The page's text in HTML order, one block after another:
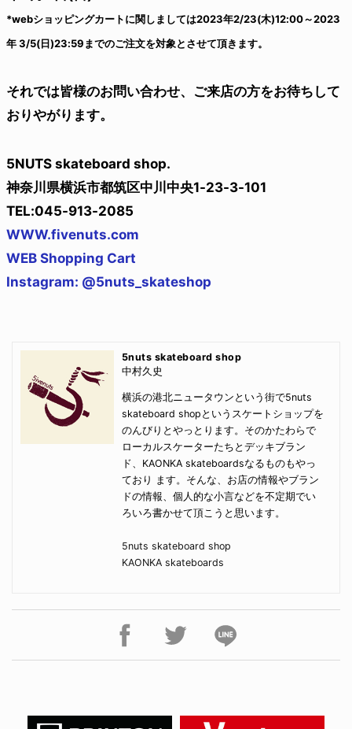
*webショッピングカートに関しましては2023年2/23(木)12:00～2023
年 3/5(日)23:59までのご注文を対象とさせて頂きます。
それでは皆様のお問い合わせ、ご来店の方をお待ちして
おりやがります。
5NUTS skateboard shop.
神奈川県横浜市都筑区中川中央1-23-3-101
TEL:045-913-2085
WWW.fivenuts.com
WEB Shopping Cart
Instagram: @5nuts_skateshop
5nuts skateboard shop
中村久史
横浜の港北ニュータウンという街で5nuts
skateboard shopというスケートショップを
のんびりとやっとります。そのかたわらで
ローカルスケーターたちとデッキブラン
ド、KAONKA skateboardsなるものもやっ
ており ます。そんな、お店の情報やブラン
ドの情報、個人的な小言などを不定期でい
ろいろ書かせて頂こうと思います。
5nuts skateboard shop
KAONKA skateboards